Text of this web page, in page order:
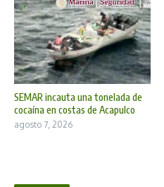
SEMAR incauta una tonelada de
cocaína en costas de Acapulco
agosto 7, 2026